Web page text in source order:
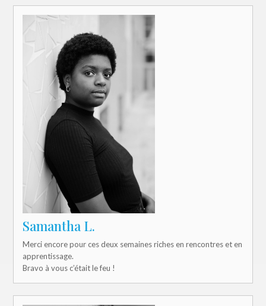
Samantha L.
Merci encore pour ces deux semaines riches en rencontres et en
apprentissage.
Bravo à vous c’était le feu !